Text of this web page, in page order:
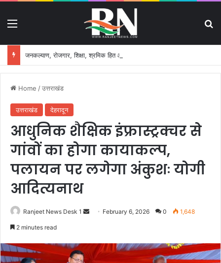
Home /उत्तराखंड
उत्तराखंड देहरादून
आधुनिक शैक्षिक इंफ्रास्ट्रक्चर से
गांवों का होगा कायाकल्प,
पलायन पर लगेगा अंकुशः योगी
आदित्यनाथ
Ranjeet News Desk 1 February 6, 2026 0 1,648
2 minutes read